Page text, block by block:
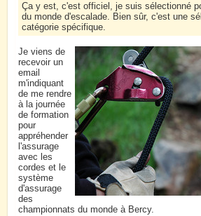
Ça y est, c'est officiel, je suis sélectionné
du monde d'escalade. Bien sûr, c'est une
catégorie spécifique.
Je viens de
recevoir un
email
m'indiquant
de me rendre
à la journée
de formation
pour
appréhender
l'assurage
avec les
cordes et le
système
d'assurage
des
championnats du monde à Bercy.